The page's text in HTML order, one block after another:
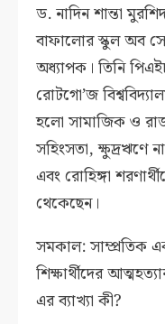
ড. নাদিন শান্তা
বাফালোর স্কুল অব
অধ্যাপক। তিনি
রোটগো’জ
হলো সামাজিক ও
সহিংসতা, ক্ষুদ্রঋণে
এবং রোহিঙ্গা
থেকেছেন।
সমকাল: সাম্প্রতিক
শিক্ষার্থীদের
এর ব্যাখ্যা কী?